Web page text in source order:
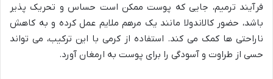
فرآیند ترمیم، جایی که پوست ممکن است حساس و تحریک پذیر
باشد، حضور کالاندولا مانند یک مرهم ملایم عمل کرده و به کاهش
ناراحتی ها کمک می کند. استفاده از کرمی با این ترکیب، می تواند
حسی از طراوت و آسودگی را برای پوست به ارمغان آورد.